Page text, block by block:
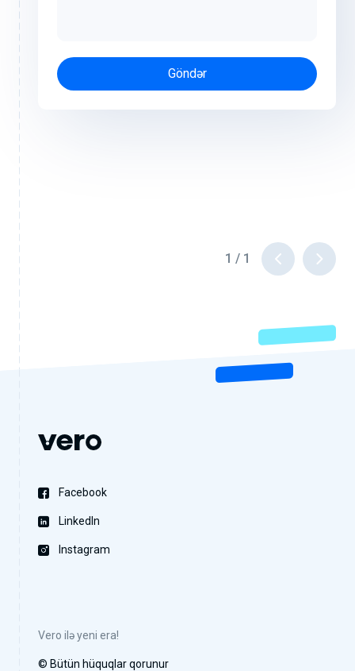
Göndər
1 / 1
Facebook
LinkedIn
Instagram
Vero ilə yeni era!
© Bütün hüquqlar qorunur